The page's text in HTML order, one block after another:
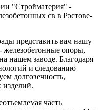
"Стройматерия" -
св в Ростове-
представить вам нашу
железобетонные опоры,
нашем заводе. Благодаря
и следованию
долговечность,
изделий.
часть